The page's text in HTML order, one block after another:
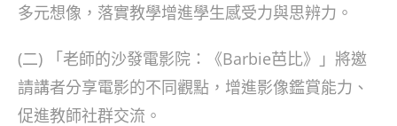
多元想像，落實教學增進學生感受力與思辨力。
(二) 「老師的沙發電影院：《Barbie芭比》」將邀
請講者分享電影的不同觀點，增進影像鑑賞能力、
促進教師社群交流。